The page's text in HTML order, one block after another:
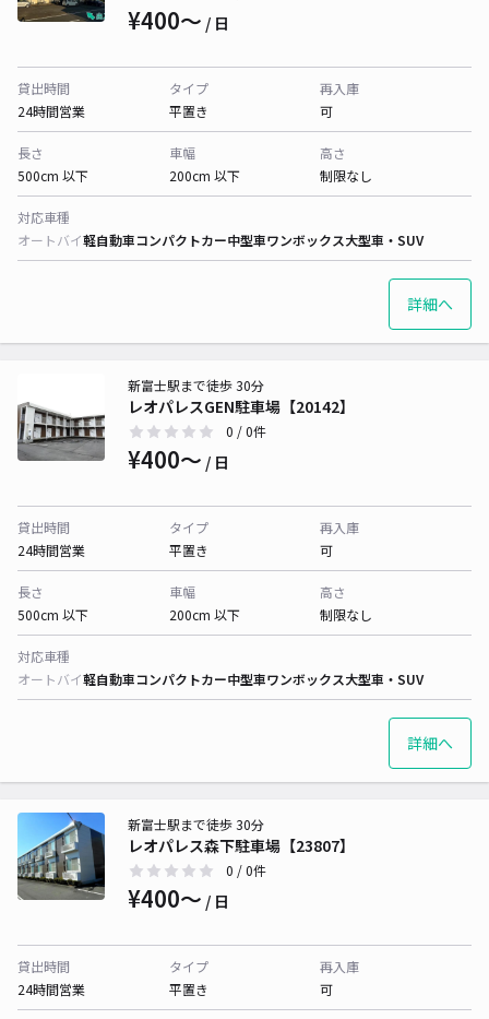
¥400〜 / 日
貸出時間
24時間営業
タイプ
平置き
再入庫
可
長さ
500cm 以下
車幅
200cm 以下
高さ
制限なし
対応車種
オートバイ軽自動車コンパクトカー中型車ワンボックス大型車・SUV
詳細へ
レオパレスGEN駐車場【20142】
新富士駅まで徒歩 30分
0 / 0件
¥400〜 / 日
貸出時間
24時間営業
タイプ
平置き
再入庫
可
長さ
500cm 以下
車幅
200cm 以下
高さ
制限なし
対応車種
オートバイ軽自動車コンパクトカー中型車ワンボックス大型車・SUV
詳細へ
レオパレス森下駐車場【23807】
新富士駅まで徒歩 30分
0 / 0件
¥400〜 / 日
貸出時間
24時間営業
タイプ
平置き
再入庫
可